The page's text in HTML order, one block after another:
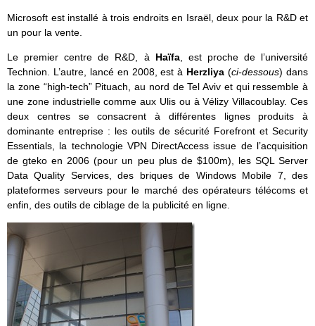
Microsoft est installé à trois endroits en Israël, deux pour la R&D et
un pour la vente.
Le premier centre de R&D, à Haïfa, est proche de l’université
Technion. L’autre, lancé en 2008, est à Herzliya(ci-dessous) dans
la zone “high-tech” Pituach, au nord de Tel Aviv et qui ressemble à
une zone industrielle comme aux Ulis ou à Vélizy Villacoublay. Ces
deux centres se consacrent à différentes lignes produits à
dominante entreprise : les outils de sécurité Forefront et Security
Essentials, la technologie VPN DirectAccess issue de l’acquisition
de gteko en 2006 (pour un peu plus de $100m), les SQL Server
Data Quality Services, des briques de Windows Mobile 7, des
plateformes serveurs pour le marché des opérateurs télécoms et
enfin, des outils de ciblage de la publicité en ligne.